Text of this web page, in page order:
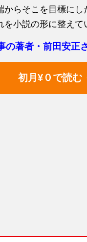
からそこを目標に
小説の形に整えて
の著者・前田安正
初月¥０で読む